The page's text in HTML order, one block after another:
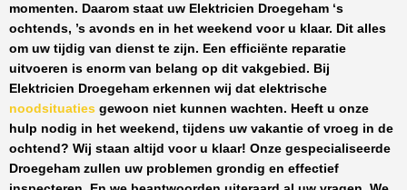
momenten. Daarom staat uw Elektricien Droegeham ‘s
ochtends, ’s avonds en in het weekend voor u klaar. Dit alles
om uw tijdig van dienst te zijn. Een efficiënte reparatie
uitvoeren is enorm van belang op dit vakgebied. Bij
Elektricien Droegeham erkennen wij dat elektrische
noodsituaties gewoon niet kunnen wachten. Heeft u onze
hulp nodig in het weekend, tijdens uw vakantie of vroeg in de
ochtend? Wij staan altijd voor u klaar! Onze gespecialiseerde
Droegeham zullen uw problemen grondig en effectief